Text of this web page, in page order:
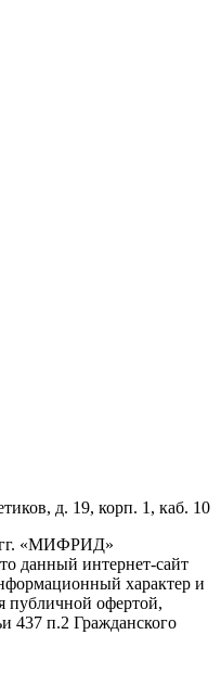
д. 19, корп. 1, каб. 10
«МИФРИД»
данный интернет-сайт
характер и
публичной офертой,
437 п.2 Гражданского